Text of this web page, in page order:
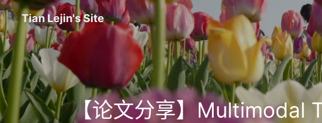
Tian Lejin's Site
【论文分享】Multimodal